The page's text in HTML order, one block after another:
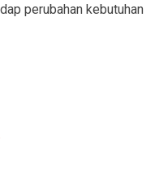
perubahan kebutuhan